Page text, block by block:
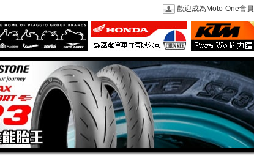
歡迎成為Moto-One會員